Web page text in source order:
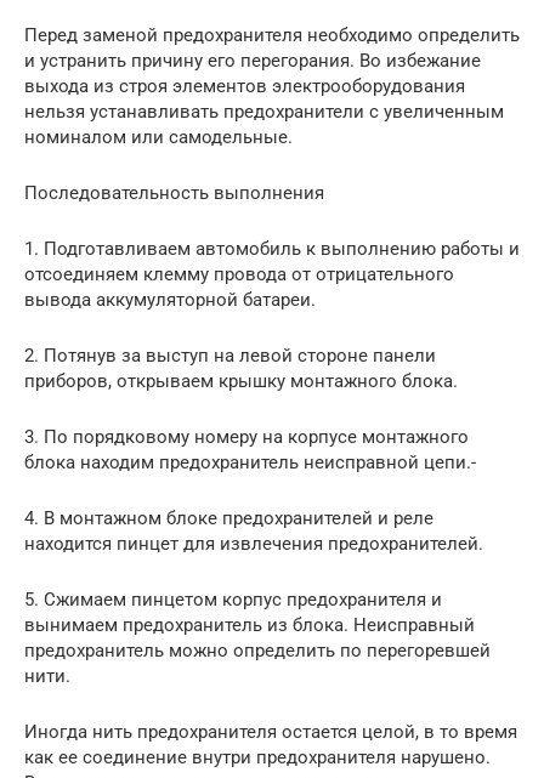
Перед заменой предохранителя необходимо определить
и устранить причину его перегорания. Во избежание
выхода из строя элементов электрооборудования
нельзя устанавливать предохранители с увеличенным
номиналом или самодельные.
Последовательность выполнения
1. Подготавливаем автомобиль к выполнению работы и
отсоединяем клемму провода от отрицательного
вывода аккумуляторной батареи.
2. Потянув за выступ на левой стороне панели
приборов, открываем крышку монтажного блока.
3. По порядковому номеру на корпусе монтажного
блока находим предохранитель неисправной цепи.-
4. В монтажном блоке предохранителей и реле
находится пинцет для извлечения предохранителей.
5. Сжимаем пинцетом корпус предохранителя и
вынимаем предохранитель из блока. Неисправный
предохранитель можно определить по перегоревшей
нити.
Иногда нить предохранителя остается целой, в то время
как ее соединение внутри предохранителя нарушено.